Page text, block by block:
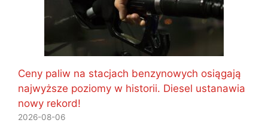
Ceny paliw na stacjach benzynowych osiągają
najwyższe poziomy w historii. Diesel ustanawia
nowy rekord!
2026-08-06